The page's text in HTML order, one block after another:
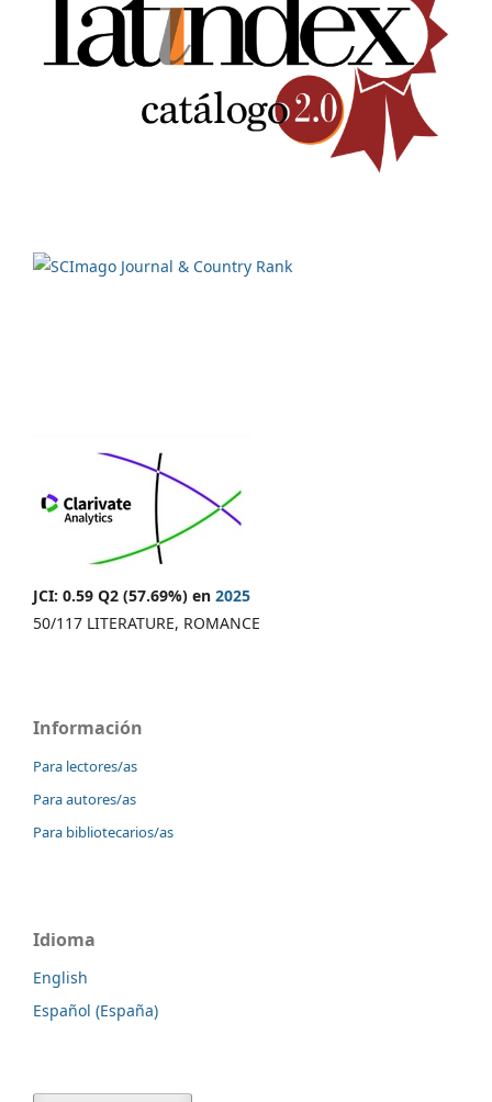
JCI: 0.59 Q2 (57.69%) en 2025
50/117 LITERATURE, ROMANCE
Información
Para lectores/as
Para autores/as
Para bibliotecarios/as
Idioma
English
Español (España)